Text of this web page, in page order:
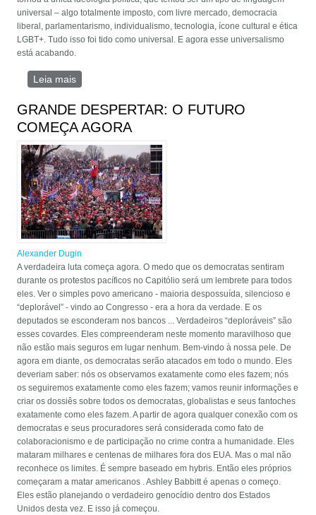
universal – algo totalmente imposto, com livre mercado, democracia
liberal, parlamentarismo, individualismo, tecnologia, ícone cultural e ética
LGBT+. Tudo isso foi tido como universal. E agora esse universalismo
está acabando.
Leia mais
GRANDE DESPERTAR: O FUTURO
COMEÇA AGORA
Alexander Dugin
A verdadeira luta começa agora. O medo que os democratas sentiram
durante os protestos pacíficos no Capitólio será um lembrete para todos
eles. Ver o simples povo americano - maioria despossuída, silencioso e
“deplorável” - vindo ao Congresso - era a hora da verdade. E os
deputados se esconderam nos bancos ... Verdadeiros “deploráveis” são
esses covardes. Eles compreenderam neste momento maravilhoso que
não estão mais seguros em lugar nenhum. Bem-vindo à nossa pele. De
agora em diante, os democratas serão atacados em todo o mundo. Eles
deveriam saber: nós os observamos exatamente como eles fazem; nós
os seguiremos exatamente como eles fazem; vamos reunir informações e
criar os dossiês sobre todos os democratas, globalistas e seus fantoches
exatamente como eles fazem. A partir de agora qualquer conexão com os
democratas e seus procuradores será considerada como fato de
colaboracionismo e de participação no crime contra a humanidade. Eles
mataram milhares e centenas de milhares fora dos EUA. Mas o mal não
reconhece os limites. É sempre baseado em hybris. Então eles próprios
começaram a matar americanos . Ashley Babbitt é apenas o começo.
Eles estão planejando o verdadeiro genocídio dentro dos Estados
Unidos desta vez. E isso já começou.